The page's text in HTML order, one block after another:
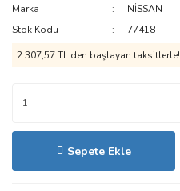
Marka
NİSSAN
Stok Kodu
77418
2.307,57 TL den başlayan taksitlerle!
Sepete Ekle